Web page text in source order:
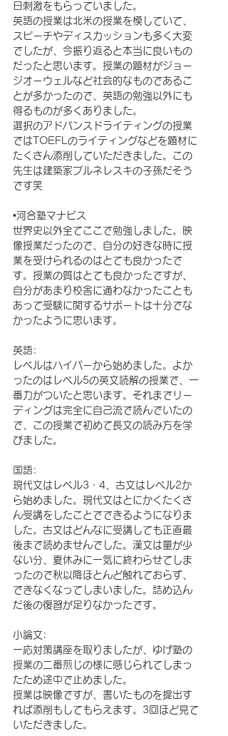
日刺激をもらっていました。
英語の授業は北米の授業を模していて、
スピーチやディスカッションも多く大変
でしたが、今振り返ると本当に良いもの
だったと思います。授業の題材がジョー
ジオーウェルなど社会的なものであるこ
とが多かったので、英語の勉強以外にも
得るものが多くありました。
選択のアドバンスドライティングの授業
ではTOEFLのライティングなどを題材に
たくさん添削していただきました。この
先生は建築家ブルネレスキの子孫だそう
です笑
•河合塾マナビス
世界史以外全てここで勉強しました。映
像授業だったので、自分の好きな時に授
業を受けられるのはとても良かったで
す。授業の質はとても良かったですが、
自分があまり校舎に通わなかったことも
あって受験に関するサポートは十分でな
かったように思います。
英語:
レベルはハイパーから始めました。よか
ったのはレベル5の英文読解の授業で、一
番力がついたと思います。それまでリー
ディングは完全に自己流で読んでいたの
で、この授業で初めて長文の読み方を学
びました。
国語:
現代文はレベル3・4、古文はレベル2か
ら始めました。現代文はとにかくたくさ
ん受講をしたことでできるようになりま
した。古文はどんなに受講しても正直最
後まで読めませんでした。漢文は量が少
ない分、夏休みに一気に終わらせてしま
ったので秋以降ほとんど触れておらず、
できなくなってしまいました。詰め込ん
だ後の復習が足りなかったです。
小論文:
一応対策講座を取りましたが、ゆげ塾の
授業の二番煎じの様に感じられてしまっ
たため途中で止めました。
授業は映像ですが、書いたものを提出す
れば添削もしてもらえます。3回ほど見て
いただきました。